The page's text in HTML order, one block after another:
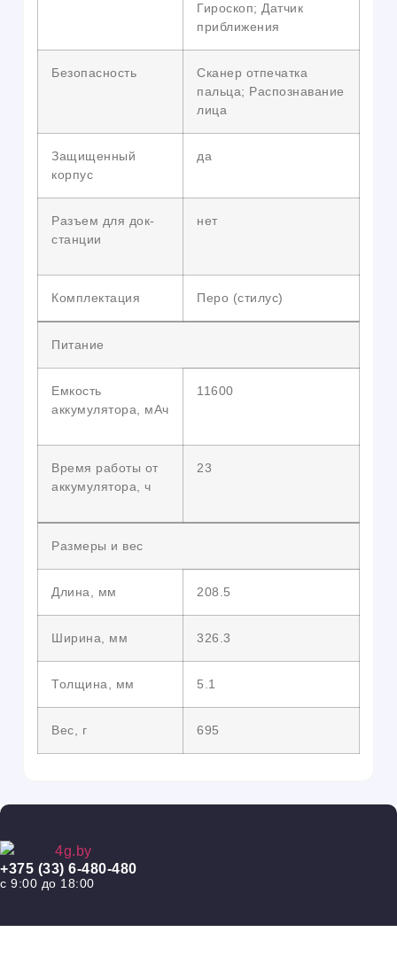
Гироскоп; Датчик
приближения
Безопасность
Сканер отпечатка
пальца; Распознавание
лица
Защищенный
корпус
да
Разъем для док-
станции
нет
Комплектация Перо (стилус)
Питание
Емкость
аккумулятора, мАч
11600
Время работы от
аккумулятора, ч
23
Размеры и вес
Длина, мм 208.5
Ширина, мм 326.3
Толщина, мм 5.1
Вес, г 695
+375 (33) 6-480-480
с 9:00 до 18:00